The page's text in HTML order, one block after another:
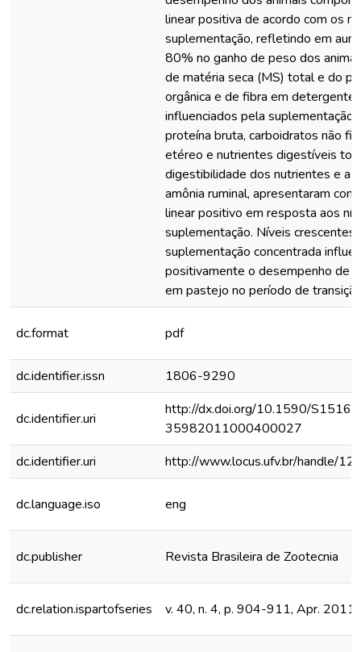
linear positiva de acordo com os
suplementação, refletindo em
80% no ganho de peso dos
de matéria seca (MS) total e do
orgânica e de fibra em detergente
influenciados pela
proteína bruta, carboidratos não
etéreo e nutrientes digestíveis
digestibilidade dos nutrientes e a
amônia ruminal, apresentaram
linear positivo em resposta aos
suplementação. Níveis crescentes
suplementação concentrada
positivamente o desempenho de
em pastejo no período de
dc.format pdf
dc.identifier.issn 1806-9290
dc.identifier.uri
http://dx.doi.org/10.1590/S1516-
35982011000400027
dc.identifier.uri
http://www.locus.ufv.br/handle/
dc.language.iso eng
dc.publisher Revista Brasileira de Zootecnia
dc.relation.ispartofseries v. 40, n. 4, p. 904-911, Apr. 2011